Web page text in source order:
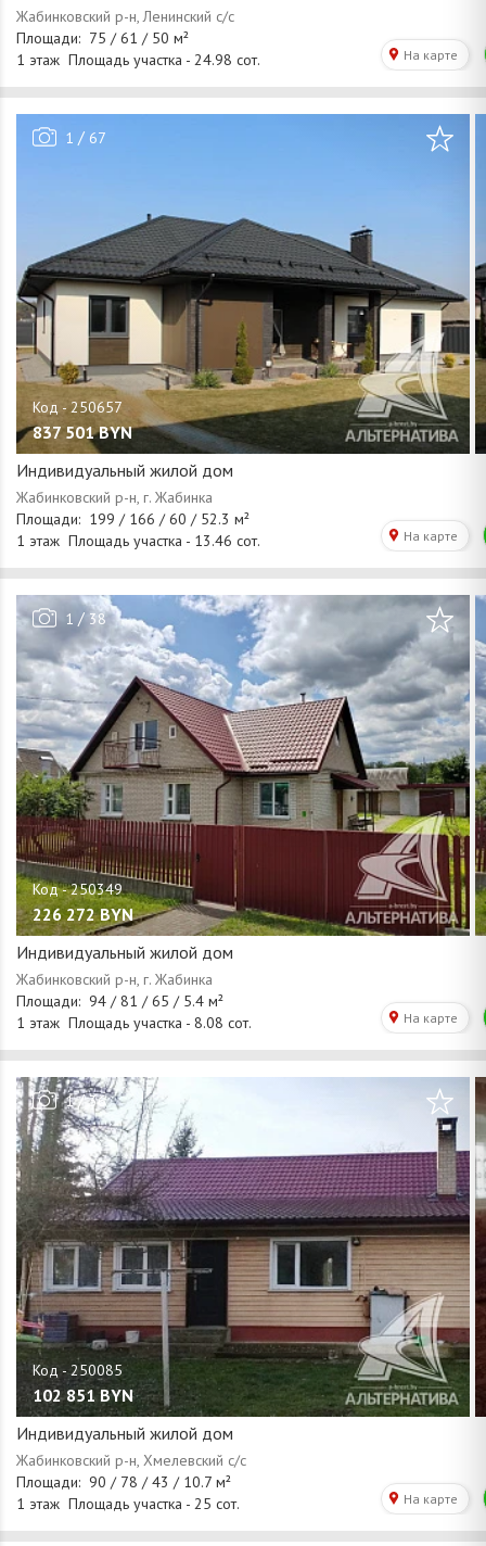
1 / 67
837 501 BYN
Индивидуальный жилой дом
1 / 38
226 272 BYN
Индивидуальный жилой дом
1/36
102 851 BYN
Индивидуальный жилой дом